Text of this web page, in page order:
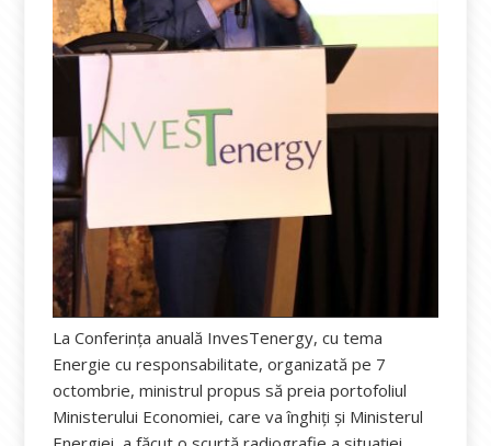
La Conferința anuală InvesTenergy, cu tema
Energie cu responsabilitate, organizată pe 7
octombrie, ministrul propus să preia portofoliul
Ministerului Economiei, care va înghiți și Ministerul